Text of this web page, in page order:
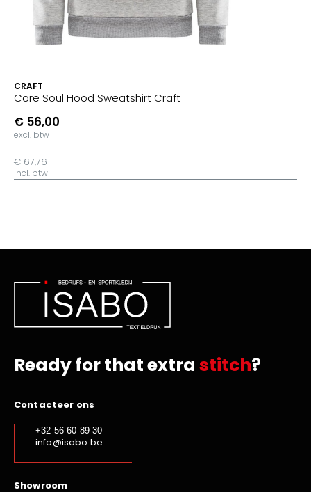
CRAFT
Core Soul Hood Sweatshirt Craft
€ 56,00
excl. btw
€ 67,76
incl. btw
Ready for that extra stitch?
Contacteer ons
+32 56 60 89 30
info@isabo.be
Showroom